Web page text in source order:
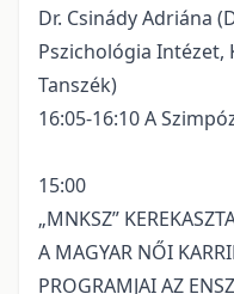
Dr. Csinády Adriána
Pszichológia Intézet,
Tanszék)
16:05-16:10 A
15:00
„MNKSZ”
A MAGYAR NŐI
PROGRAMJAI AZ